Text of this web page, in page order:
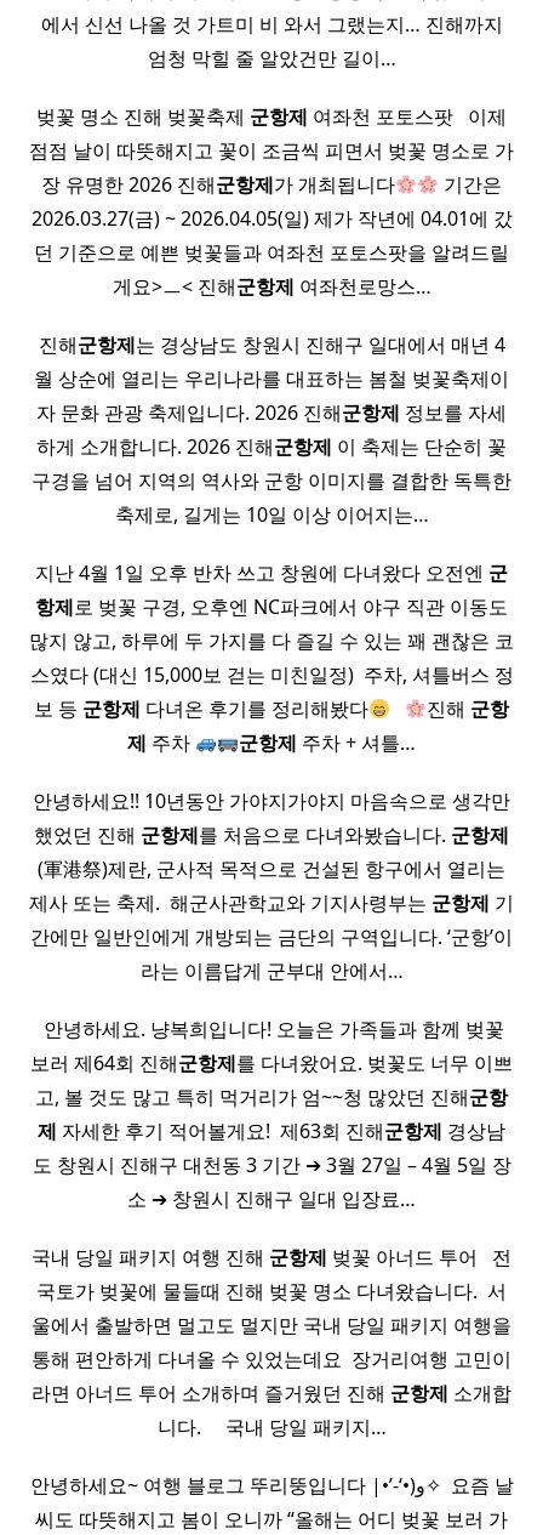
에서 신선 나올 것 가트미 비 와서 그랬는지… 진해까지
엄청 막힐 줄 알았건만 길이…
벚꽃 명소 진해 벚꽃축제 군항제 여좌천 포토스팟 ​ ​ 이제
점점 날이 따뜻해지고 꽃이 조금씩 피면서 벚꽃 명소로 가
장 유명한 2026 진해군항제가 개최됩니다
기간은
2026.03.27(금) ~ 2026.04.05(일) 제가 작년에 04.01에 갔
던 기준으로 예쁜 벚꽃들과 여좌천 포토스팟을 알려드릴
게요>ㅡ< 진해군항제 여좌천로망스…
진해군항제는 경상남도 창원시 진해구 일대에서 매년 4
월 상순에 열리는 우리나라를 대표하는 봄철 벚꽃축제이
자 문화 관광 축제입니다. 2026 진해군항제 정보를 자세
하게 소개합니다. 2026 진해군항제 이 축제는 단순히 꽃
구경을 넘어 지역의 역사와 군항 이미지를 결합한 독특한
축제로, 길게는 10일 이상 이어지는…
지난 4월 1일 오후 반차 쓰고 창원에 다녀왔다 오전엔 군
항제로 벚꽃 구경, 오후엔 NC파크에서 야구 직관 이동도
많지 않고, 하루에 두 가지를 다 즐길 수 있는 꽤 괜찮은 코
스였다 (대신 15,000보 걷는 미친일정) ​ 주차, 셔틀버스 정
보 등 군항제 다녀온 후기를 정리해봤다 진해 군항
제 주차 군항제 주차 + 셔틀…
안녕하세요!! 10년동안 가야지가야지 마음속으로 생각만
했었던 진해 군항제를 처음으로 다녀와봤습니다. 군항제
(軍港祭)제란, 군사적 목적으로 건설된 항구에서 열리는
제사 또는 축제. ​ 해군사관학교와 기지사령부는 군항제 기
간에만 일반인에게 개방되는 금단의 구역입니다. ‘군항’이
라는 이름답게 군부대 안에서…
​ 안녕하세요. 냥복희입니다! 오늘은 가족들과 함께 벚꽃
보러 제64회 진해군항제를 다녀왔어요. 벚꽃도 너무 이쁘
고, 볼 것도 많고 특히 먹거리가 엄~~청 많았던 진해군항
제 자세한 후기 적어볼게요! ​ 제63회 진해군항제 경상남
도 창원시 진해구 대천동 3 기간 ➔ 3월 27일 – 4월 5일 장
소 ➔ 창원시 진해구 일대 입장료…
국내 당일 패키지 여행 진해 군항제 벚꽃 아너드 투어 ​ ​ 전
국토가 벚꽃에 물들때 진해 벚꽃 명소 다녀왔습니다. ​ 서
울에서 출발하면 멀고도 멀지만 국내 당일 패키지 여행을
통해 편안하게 다녀올 수 있었는데요 ​ 장거리여행 고민이
라면 아너드 투어 소개하며 즐거웠던 진해 군항제 소개합
니다. ​ ​ ​ ​ 국내 당일 패키지…
안녕하세요~ 여행 블로그 뚜리뚱입니다 |•’-‘•)و✧ ​ 요즘 날
씨도 따뜻해지고 봄이 오니까 “올해는 어디 벚꽃 보러 가